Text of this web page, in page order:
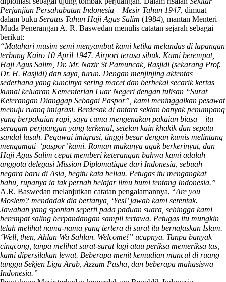
Perjanjian Persahabatan Indonesia – Mesir Tahun 1947, dimuat
dalam buku Seratus Tahun Haji Agus Salim (1984), mantan Menteri
Muda Penerangan A. R. Baswedan menulis catatan sejarah sebagai
berikut:
“Matahari musim semi menyambut kami ketika melandas di lapangan
terbang Kairo 10 April 1947. Airport terasa sibuk. Kami berempat,
Haji Agus Salim, Dr. Mr. Nazir St Pamuncak, Rasjidi (sekarang Prof.
Dr. H. Rasjidi) dan saya, turun. Dengan menjinjing aktentas
sederhana yang kuncinya sering macet dan berbekal secarik kertas
kumal keluaran Kementerian Luar Negeri dengan tulisan “Surat
Keterangan Dianggap Sebagai Paspor”, kami meninggalkan pesawat
menuju ruang imigrasi. Berdesak di antara sekian banyak penumpang
yang berpakaian rapi, saya cuma mengenakan pakaian biasa – itu
seragam perjuangan yang terkenal, setelan kain khakik dan sepatu
sandal lusuh. Pegawai imigrasi, tinggi besar dengan kumis melintang
mengamati ‘paspor’ kami. Roman mukanya agak berkerinyut, dan
Haji Agus Salim cepat memberi keterangan bahwa kami adalah
anggota delegasi Mission Diplomatique dari Indonesia, sebuah
negara baru di Asia, begitu kata beliau. Petugas itu mengangkat
bahu, rupanya ia tak pernah belajar ilmu bumi tentang Indonesia.”
A.R. Baswedan melanjutkan catatan pengalamannya, “Are you
Moslem? mendadak dia bertanya, ‘Yes!’ jawab kami serentak.
Jawaban yang spontan seperti pada paduan suara, sehingga kami
berempat saling berpandangan sampil tertawa. Petugas itu mungkin
telah melihat nama-nama yang tertera di surat itu bernafaskan Islam.
‘Well, then, Ahlan Wa Sahlan. Welcome!” ucapnya. Tanpa banyak
cingcong, tanpa melihat surat-surat lagi atau periksa memeriksa tas,
kami dipersilakan lewat. Beberapa menit kemudian muncul di ruang
tunggu Sekjen Liga Arab, Azzam Pasha, dan beberapa mahasiswa
Indonesia.”